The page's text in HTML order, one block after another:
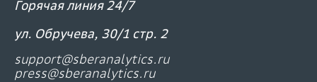
Горячая линия 24/7
ул. Обручева, 30/1 стр. 2
support@sberanalytics.ru
press@sberanalytics.ru